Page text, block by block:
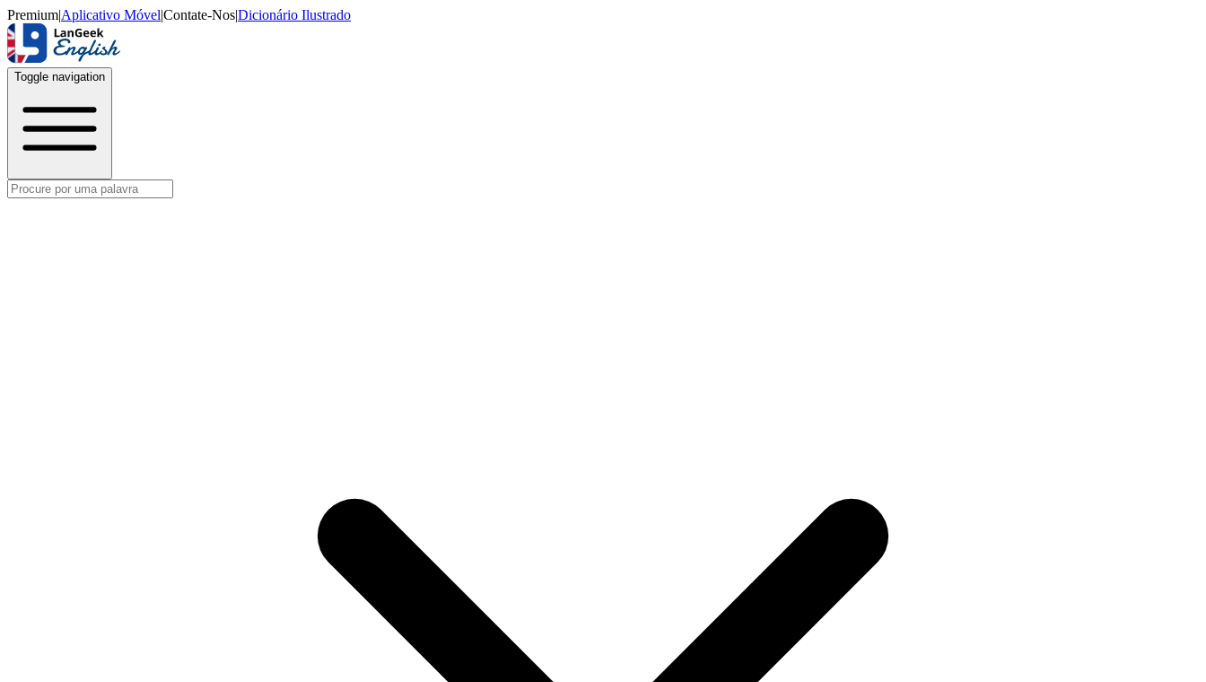
Premium|Aplicativo Móvel|Contate-Nos|Dicionário Ilustrado
Toggle navigation